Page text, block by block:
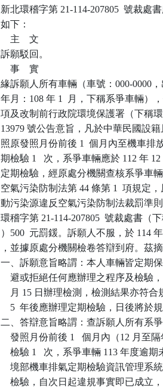
新北環稽字第 21-114-207805  號裁處
如下：
    主    文
訴願駁回。
    事    實
緣訴願人所有車輛（車號：000-0000
年月：108 年 1  月，下稱系爭車輛）
項及改制前行政院環境保護署（下稱
13979 號公告意旨，凡於中華民國設
照原發照月份前後 1  個月內至機車排
期檢驗 1   次，系爭車輛應於 112 年
定期檢驗，經原處分機關查核系爭車
空氣污染防制法第 44 條第 1  項規定
動污染源違反空氣污染防制法裁罰準
環稽字第 21-114-207805  號裁處書（
）500  元罰鍰。訴願人不服，於 114
，並據原處分機關檢卷答辯到府。茲
一、訴願意旨略謂：本人車輛皆定期
避或拒絕任何應辦理之程序及檢驗
月 15 日辦理檢測，檢測結果亦符
5  年後應辦理定期檢驗，日後將
二、答辯意旨略謂：查訴願人所有系
發照月份前後 1   個月內（12 月
檢驗 1   次，系爭車輛 113 年度
境部機車排氣定期檢驗資訊管理
檢驗，自次日起違規事實即已成立